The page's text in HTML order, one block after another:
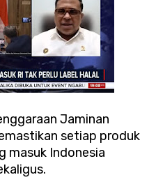
Jaminan
setiap produk
masuk Indonesia